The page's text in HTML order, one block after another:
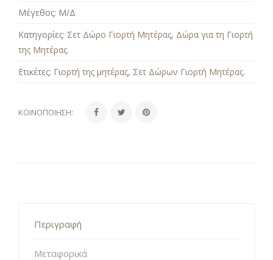
Μέγεθος: Μ/Δ
Κατηγορίες: Σετ Δώρο Γιορτή Μητέρας, Δώρα για τη Γιορτή
της Μητέρας.
Ετικέτες: Γιορτή της μητέρας, Σετ Δώρων Γιορτή Μητέρας.
ΚΟΙΝΟΠΟΊΗΣΗ:
Περιγραφή
Μεταφορικά